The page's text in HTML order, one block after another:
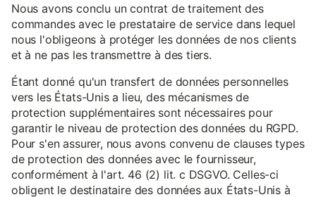
Nous avons conclu un contrat de traitement des
commandes avec le prestataire de service dans lequel
nous l'obligeons à protéger les données de nos clients
et à ne pas les transmettre à des tiers.
Étant donné qu'un transfert de données personnelles
vers les États-Unis a lieu, des mécanismes de
protection supplémentaires sont nécessaires pour
garantir le niveau de protection des données du RGPD.
Pour s'en assurer, nous avons convenu de clauses types
de protection des données avec le fournisseur,
conformément à l'art. 46 (2) lit. c DSGVO. Celles-ci
obligent le destinataire des données aux États-Unis à